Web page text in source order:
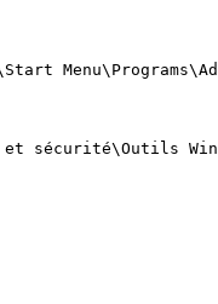
et sécurité\Outils